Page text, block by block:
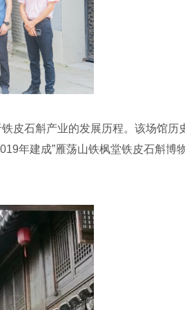
石斛产业的发展历程。该场馆历
年建成”雁荡山铁枫堂铁皮石斛博